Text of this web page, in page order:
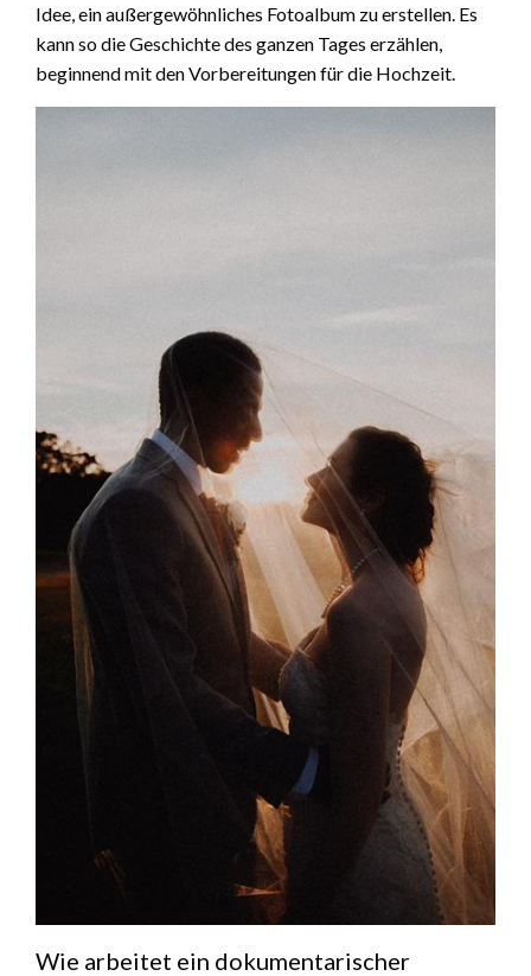
Idee, ein außergewöhnliches Fotoalbum zu erstellen. Es
kann so die Geschichte des ganzen Tages erzählen,
beginnend mit den Vorbereitungen für die Hochzeit.
Wie arbeitet ein dokumentarischer